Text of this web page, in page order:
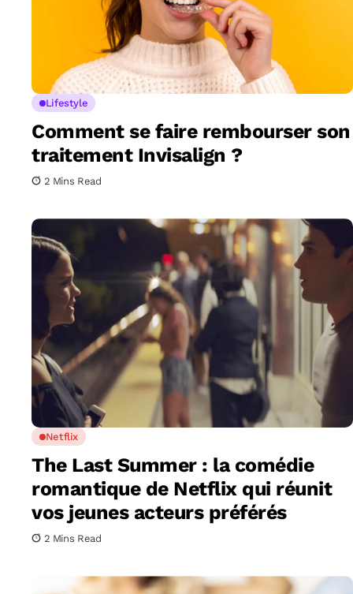
Lifestyle
Comment se faire rembourser son
traitement Invisalign ?
2 Mins Read
Netflix
The Last Summer : la comédie
romantique de Netflix qui réunit
vos jeunes acteurs préférés
2 Mins Read